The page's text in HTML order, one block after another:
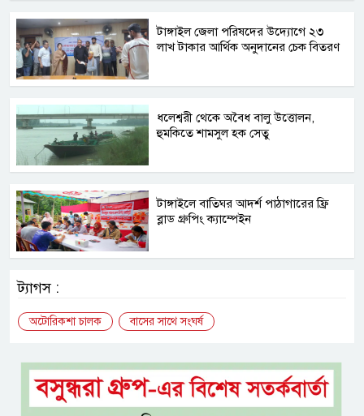
টাঙ্গাইল জেলা পরিষদের উদ্যোগে ২৩
লাখ টাকার আর্থিক অনুদানের চেক বিতরণ
ধলেশ্বরী থেকে অবৈধ বালু উত্তোলন,
হুমকিতে শামসুল হক সেতু
টাঙ্গাইলে বাতিঘর আদর্শ পাঠাগারের ফ্রি
ব্লাড গ্রুপিং ক্যাম্পেইন
ট্যাগস :
অটোরিকশা চালক বাসের সাথে সংঘর্ষ